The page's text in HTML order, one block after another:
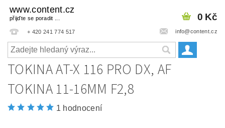
www.content.cz
přijďte se poradit ...
+ 420 241 774 517 info@content.cz
0 Kč
TOKINA AT-X 116 PRO DX, AF
TOKINA 11-16MM F2,8
1 hodnocení